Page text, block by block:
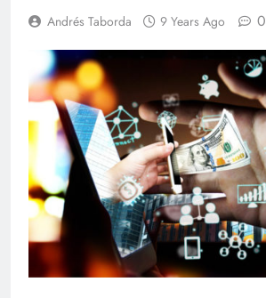
Andrés Taborda 9 Years Ago 0